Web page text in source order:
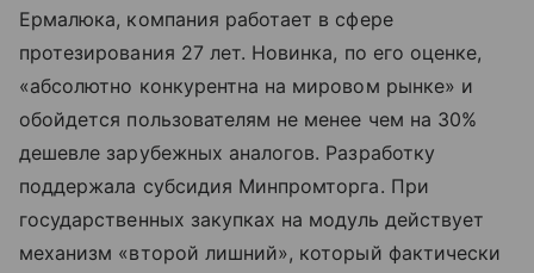
Ермалюка, компания работает в сфере
протезирования 27 лет. Новинка, по его оценке,
«абсолютно конкурентна на мировом рынке» и
обойдется пользователям не менее чем на 30%
дешевле зарубежных аналогов. Разработку
поддержала субсидия Минпромторга. При
государственных закупках на модуль действует
механизм «второй лишний», который фактически